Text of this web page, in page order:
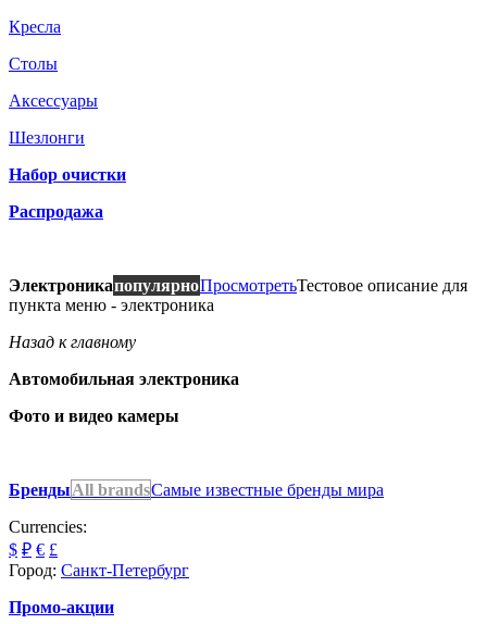
Кресла
Столы
Аксессуары
Шезлонги
Набор очистки
Распродажа
ЭлектроникапопулярноПросмотретьТестовое описание для
пункта меню - электроника
Назад к главному
Автомобильная электроника
Фото и видео камеры
БрендыAll brandsСамые известные бренды мира
Currencies:
$ ₽ € £
Город: Санкт-Петербург
Промо-акции